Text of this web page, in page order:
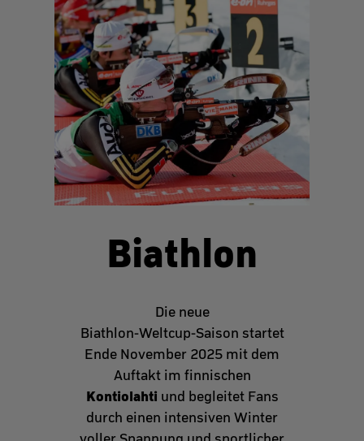
Biathlon
Die neue
Biathlon‑Weltcup‑Saison startet
Ende November 2025 mit dem
Auftakt im finnischen
Kontiolahti und begleitet Fans
durch einen intensiven Winter